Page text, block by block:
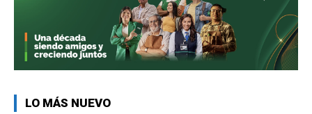
LO MÁS NUEVO